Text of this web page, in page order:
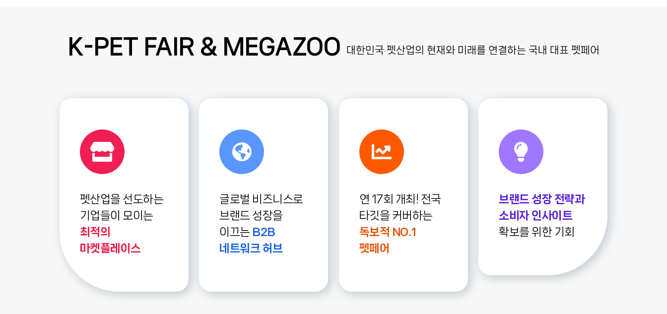
K-PET FAIR & MEGAZOO 대한민국 펫산업의 현재와 미래를 연결하는 국내 대표 펫페어
펫산업을 선도하는
기업들이 모이는
최적의
마켓플레이스
글로벌 비즈니스로
브랜드 성장을
이끄는 B2B
네트워크 허브
연 17회 개최! 전국
타깃을 커버하는
독보적 NO.1
펫페어
브랜드 성장 전략과
소비자 인사이트
확보를 위한 기회